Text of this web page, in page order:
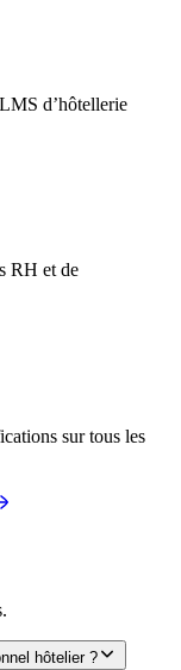
d’hôtellerie
RH et de
sur tous les
hôtelier ?